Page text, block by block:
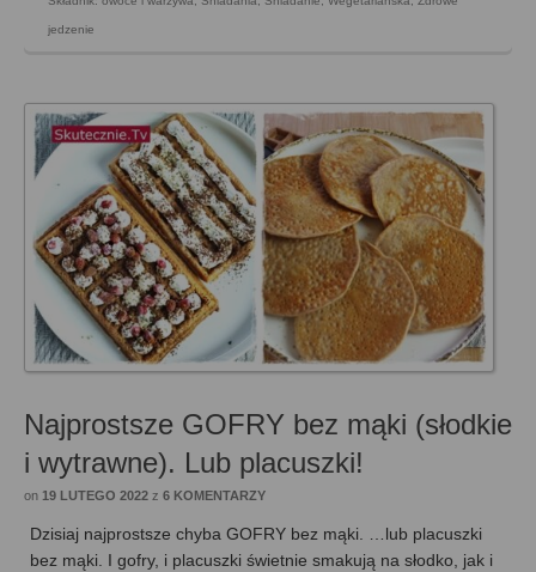
jedzenie
Najprostsze GOFRY bez mąki (słodkie
i wytrawne). Lub placuszki!
on 19 LUTEGO 2022 z 6 KOMENTARZY
Dzisiaj najprostsze chyba GOFRY bez mąki. …lub placuszki
bez mąki. I gofry, i placuszki świetnie smakują na słodko, jak i